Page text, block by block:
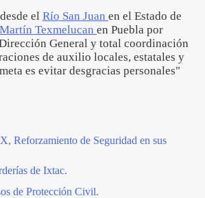
el Río San Juan en el Estado de
Texmelucan en Puebla por
General y total coordinación
de auxilio locales, estatales y
es evitar desgracias personales"
Reforzamiento de Seguridad en sus
de Ixtac.
de Protección Civil.